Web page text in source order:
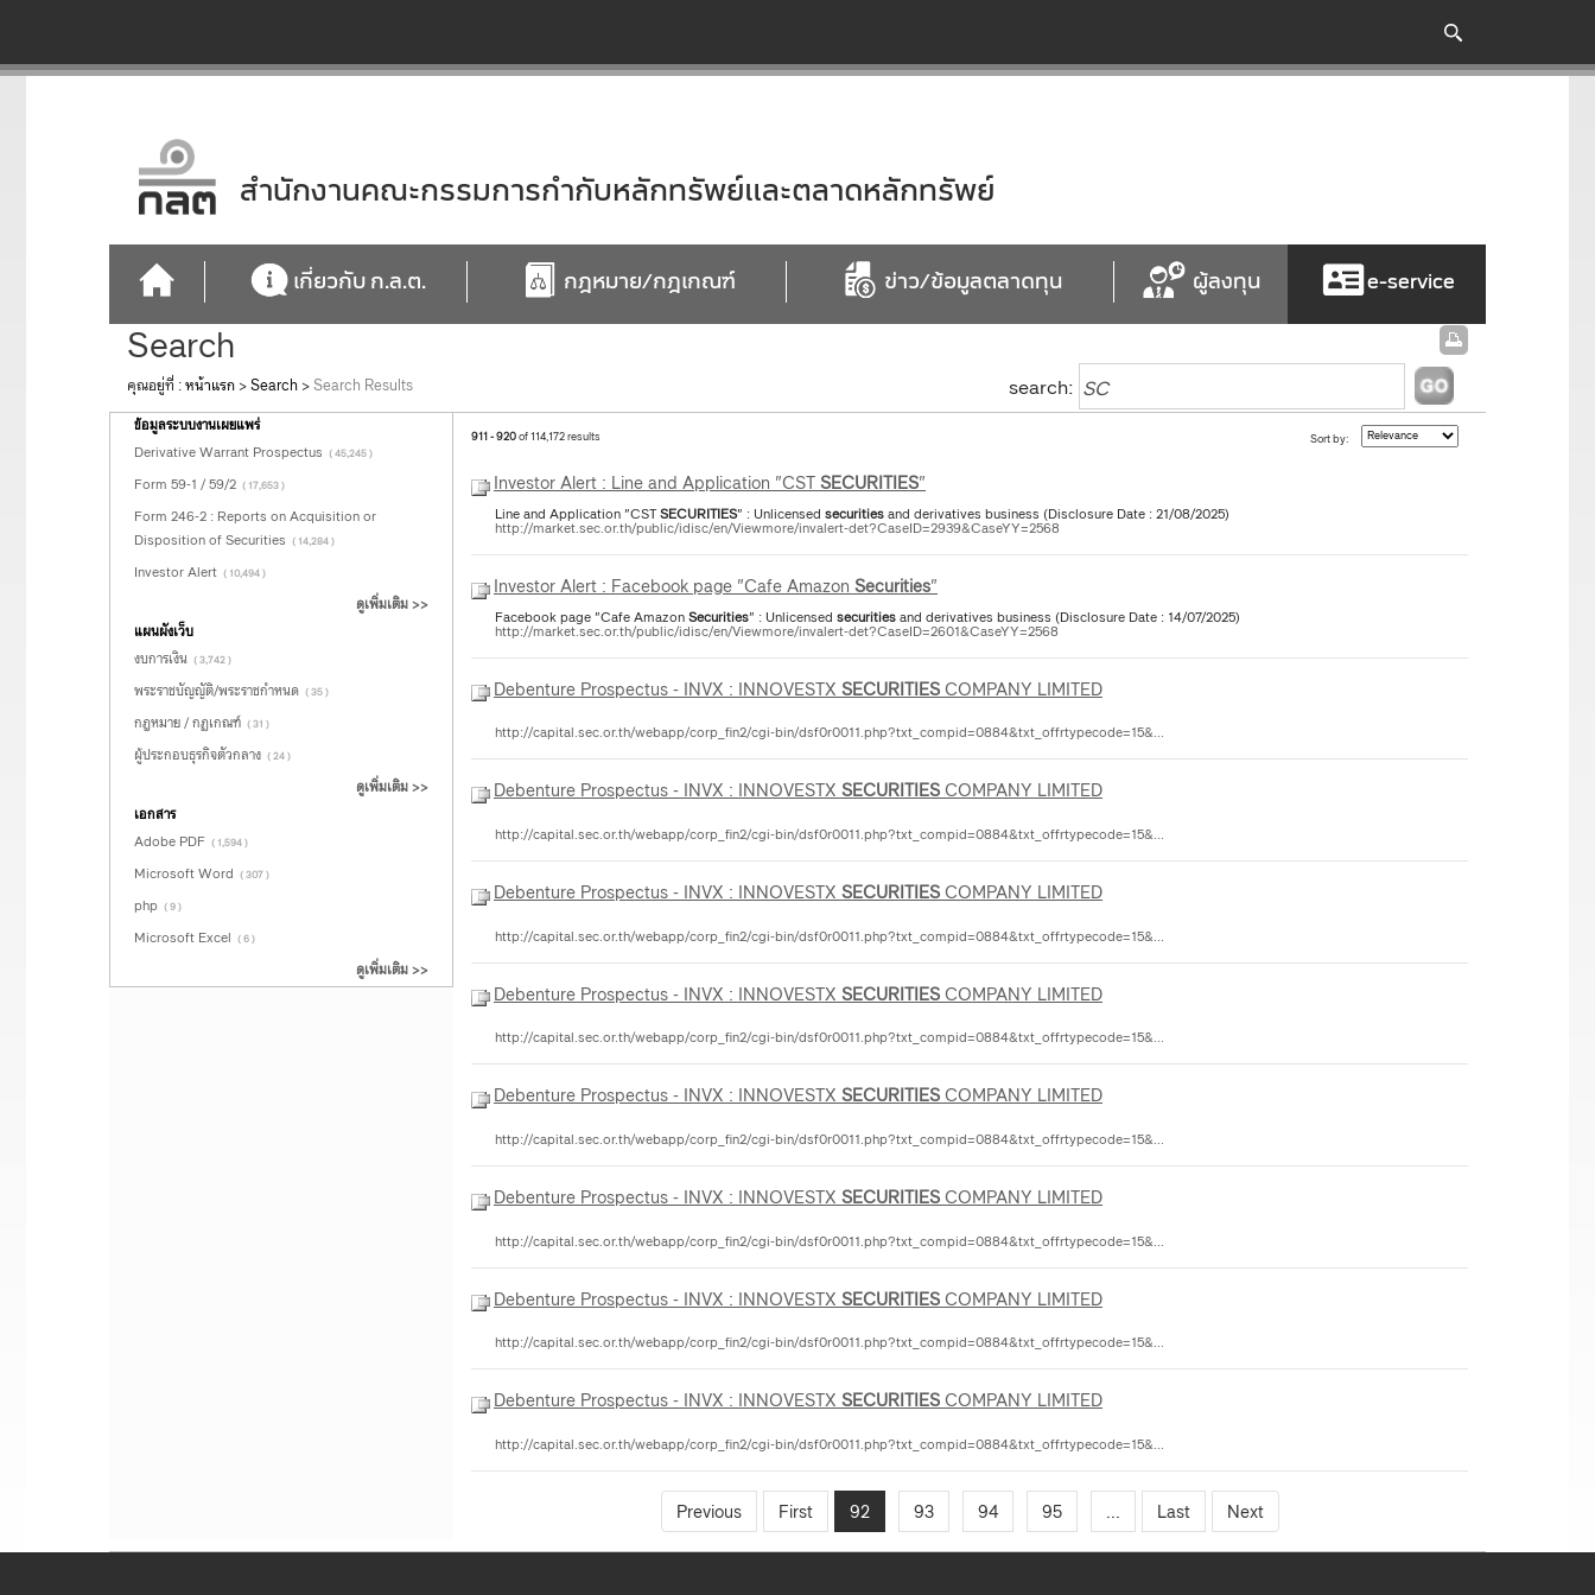
สำนักงานคณะกรรมการกำกับหลักทรัพย์และตลาดหลักทรัพย์
เกี่ยวกับ ก.ล.ต. กฎหมาย/กฎเกณฑ์ ข่าว/ข้อมูลตลาดทุน ผู้ลงทุน e-service
Search
คุณอยู่ที่ :หน้าแรก >Search >Search Results search:
ข้อมูลระบบงานเผยแพร่
Derivative Warrant Prospectus ( 45,245 )
Form 59-1 / 59/2 ( 17,653 )
Form 246-2 : Reports on Acquisition or
Disposition of Securities ( 14,284 )
Investor Alert ( 10,494 )
ดูเพิ่มเติม >>
แผนผังเว็บ
งบการเงิน ( 3,742 )
พระราชบัญญัติ/พระราชกำหนด ( 35 )
กฎหมาย / กฏเกณฑ์ ( 31 )
ผู้ประกอบธุรกิจตัวกลาง ( 24 )
ดูเพิ่มเติม >>
เอกสาร
Adobe PDF ( 1,594 )
Microsoft Word ( 307 )
php ( 9 )
Microsoft Excel ( 6 )
ดูเพิ่มเติม >>
911 - 920of 114,172 results Sort by:
Investor Alert : Line and Application "CSTSECURITIES"
Line and Application "CSTSECURITIES" : Unlicensed securitiesand derivatives business (Disclosure Date : 21/08/2025)
http://market.sec.or.th/public/idisc/en/Viewmore/invalert-det?CaseID=2939&CaseYY=2568
Investor Alert : Facebook page "Cafe Amazon Securities"
Facebook page "Cafe AmazonSecurities" : Unlicensed securitiesand derivatives business (Disclosure Date : 14/07/2025)
http://market.sec.or.th/public/idisc/en/Viewmore/invalert-det?CaseID=2601&CaseYY=2568
Debenture Prospectus - INVX : INNOVESTX SECURITIESCOMPANY LIMITED
http://capital.sec.or.th/webapp/corp_fin2/cgi-bin/dsf0r0011.php?txt_compid=0884&txt_offrtypecode=15&...
Debenture Prospectus - INVX : INNOVESTX SECURITIESCOMPANY LIMITED
http://capital.sec.or.th/webapp/corp_fin2/cgi-bin/dsf0r0011.php?txt_compid=0884&txt_offrtypecode=15&...
Debenture Prospectus - INVX : INNOVESTX SECURITIESCOMPANY LIMITED
http://capital.sec.or.th/webapp/corp_fin2/cgi-bin/dsf0r0011.php?txt_compid=0884&txt_offrtypecode=15&...
Debenture Prospectus - INVX : INNOVESTX SECURITIESCOMPANY LIMITED
http://capital.sec.or.th/webapp/corp_fin2/cgi-bin/dsf0r0011.php?txt_compid=0884&txt_offrtypecode=15&...
Debenture Prospectus - INVX : INNOVESTX SECURITIESCOMPANY LIMITED
http://capital.sec.or.th/webapp/corp_fin2/cgi-bin/dsf0r0011.php?txt_compid=0884&txt_offrtypecode=15&...
Debenture Prospectus - INVX : INNOVESTX SECURITIESCOMPANY LIMITED
http://capital.sec.or.th/webapp/corp_fin2/cgi-bin/dsf0r0011.php?txt_compid=0884&txt_offrtypecode=15&...
Debenture Prospectus - INVX : INNOVESTX SECURITIESCOMPANY LIMITED
http://capital.sec.or.th/webapp/corp_fin2/cgi-bin/dsf0r0011.php?txt_compid=0884&txt_offrtypecode=15&...
Debenture Prospectus - INVX : INNOVESTX SECURITIESCOMPANY LIMITED
http://capital.sec.or.th/webapp/corp_fin2/cgi-bin/dsf0r0011.php?txt_compid=0884&txt_offrtypecode=15&...
Previous First 92 93 94 95 ... Last Next